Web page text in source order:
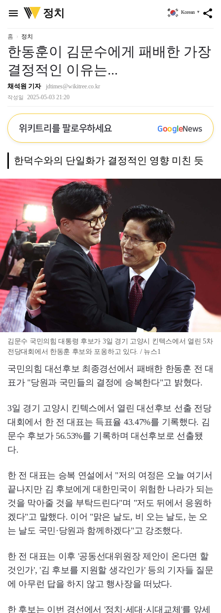
menu
위
키
정치 share
Korean ▼
홈 정치
한동훈이 김문수에게 패배한 가장
결정적인 이유는...
채석원 기자 jdtimes@wikitree.co.kr
작성일 2025-05-03 21:20
위키트리를 팔로우하세요 GoogleNews
한덕수와의 단일화가 결정적인 영향 미친 듯
김문수 국민의힘 대통령 후보가 3일 경기 고양시 킨텍스에서 열린 5차
전당대회에서 한동훈 후보와 포옹하고 있다. / 뉴스1
국민의힘 대선후보 최종경선에서 패배한 한동훈 전 대
표가 "당원과 국민들의 결정에 승복한다"고 밝혔다.
3일 경기 고양시 킨텍스에서 열린 대선후보 선출 전당
대회에서 한 전 대표는 득표율 43.47%를 기록했다. 김
문수 후보가 56.53%를 기록하며 대선후보로 선출됐
다.
한 전 대표는 승복 연설에서 "저의 여정은 오늘 여기서
끝나지만 김 후보에게 대한민국이 위험한 나라가 되는
것을 막아줄 것을 부탁드린다"며 "저도 뒤에서 응원하
겠다"고 말했다. 이어 "맑은 날도, 비 오는 날도, 눈 오
는 날도 국민·당원과 함께하겠다"고 강조했다.
한 전 대표는 이후 '공동선대위원장 제안이 온다면 할
것인가', '김 후보를 지원할 생각인가' 등의 기자들 질문
에 아무런 답을 하지 않고 행사장을 떠났다.
한 후보는 이번 경선에서 '정치·세대·시대교체'를 앞세